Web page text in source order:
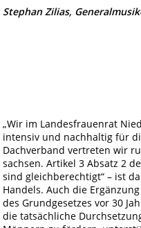
Stephan Zilias,
„Wir im Landesfrauenrat
intensiv und nachhaltig für
Dachverband vertreten wir
sachsen. Artikel 3 Absatz 2
sind gleichberechtigt“ – ist
Handels. Auch die
des Grundgesetzes vor 30
die tatsächliche